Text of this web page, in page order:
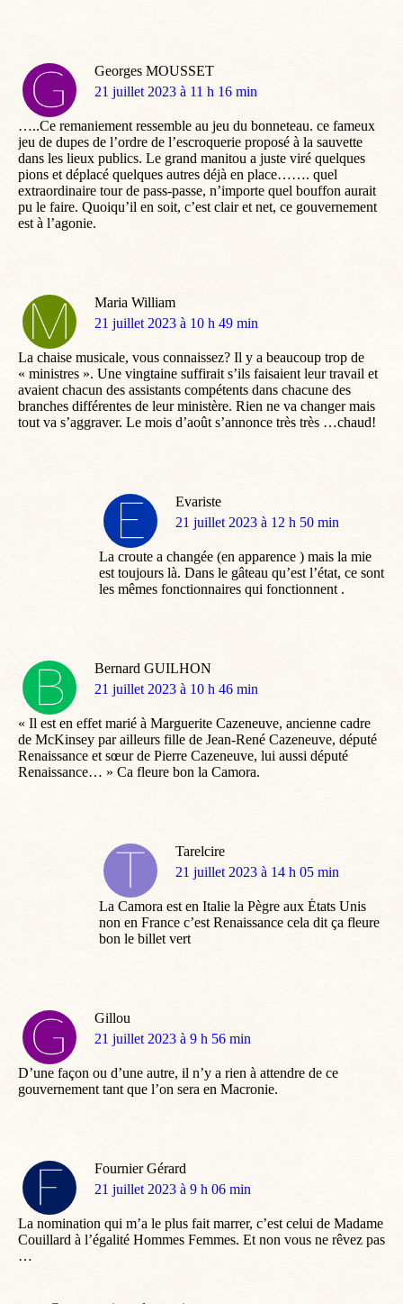
Georges MOUSSET
dit
21 juillet 2023 à 11 h 16 min
…..Ce remaniement ressemble au jeu du bonneteau. ce fameux
jeu de dupes de l’ordre de l’escroquerie proposé à la sauvette
dans les lieux publics. Le grand manitou a juste viré quelques
pions et déplacé quelques autres déjà en place……. quel
extraordinaire tour de pass-passe, n’importe quel bouffon aurait
pu le faire. Quoiqu’il en soit, c’est clair et net, ce gouvernement
est à l’agonie.
Maria William
dit
21 juillet 2023 à 10 h 49 min
La chaise musicale, vous connaissez? Il y a beaucoup trop de
« ministres ». Une vingtaine suffirait s’ils faisaient leur travail et
avaient chacun des assistants compétents dans chacune des
branches différentes de leur ministère. Rien ne va changer mais
tout va s’aggraver. Le mois d’août s’annonce très très …chaud!
Evariste
dit
21 juillet 2023 à 12 h 50 min
La croute a changée (en apparence ) mais la mie
est toujours là. Dans le gâteau qu’est l’état, ce sont
les mêmes fonctionnaires qui fonctionnent .
Bernard GUILHON
dit
21 juillet 2023 à 10 h 46 min
« Il est en effet marié à Marguerite Cazeneuve, ancienne cadre
de McKinsey par ailleurs fille de Jean-René Cazeneuve, député
Renaissance et sœur de Pierre Cazeneuve, lui aussi député
Renaissance… » Ca fleure bon la Camora.
Tarelcire
dit
21 juillet 2023 à 14 h 05 min
La Camora est en Italie la Pègre aux États Unis
non en France c’est Renaissance cela dit ça fleure
bon le billet vert
Gillou
dit
21 juillet 2023 à 9 h 56 min
D’une façon ou d’une autre, il n’y a rien à attendre de ce
gouvernement tant que l’on sera en Macronie.
Fournier Gérard
dit
21 juillet 2023 à 9 h 06 min
La nomination qui m’a le plus fait marrer, c’est celui de Madame
Couillard à l’égalité Hommes Femmes. Et non vous ne rêvez pas
…